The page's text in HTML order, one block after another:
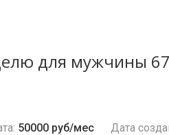
для мужчины
50000 руб/мес Дата